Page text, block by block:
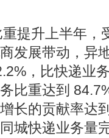
提升上半年，
发展带动，异
，比快递业
比重达到
长的贡献率达
城快递业务量